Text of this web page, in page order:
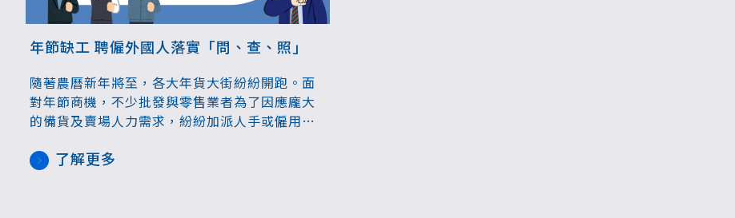
年節缺工 聘僱外國人落實「問、查、照」
隨著農曆新年將至，各大年貨大街紛紛開跑。面
對年節商機，不少批發與零售業者為了因應龐大
的備貨及賣場人力需求，紛紛加派人手或僱用臨
節期間雖求才孔急，雇主仍應善盡查證義務，遵
了解更多